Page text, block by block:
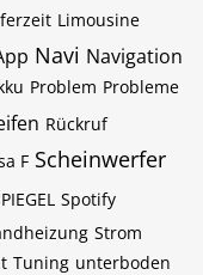
Limousine
Navi Navigation
Problem Probleme
Rückruf
F Scheinwerfer
Spotify
Strom
Tuning unterboden